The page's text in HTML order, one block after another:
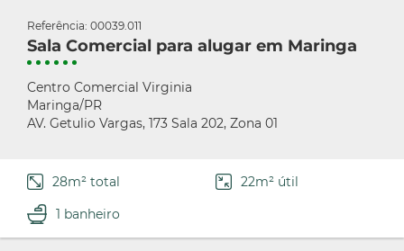
Referência: 00039.011
Sala Comercial para alugar em Maringa
Centro Comercial Virginia
Maringa/PR
AV. Getulio Vargas, 173 Sala 202, Zona 01
28m² total
22m² útil
1 banheiro